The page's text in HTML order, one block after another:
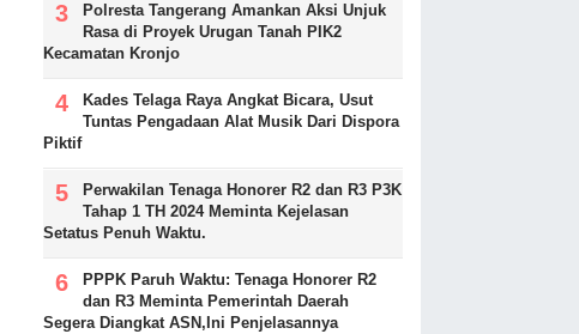
Polresta Tangerang Amankan Aksi Unjuk
Rasa di Proyek Urugan Tanah PIK2
Kecamatan Kronjo
Kades Telaga Raya Angkat Bicara, Usut
Tuntas Pengadaan Alat Musik Dari Dispora
Piktif
Perwakilan Tenaga Honorer R2 dan R3 P3K
Tahap 1 TH 2024 Meminta Kejelasan
Setatus Penuh Waktu.
PPPK Paruh Waktu: Tenaga Honorer R2
dan R3 Meminta Pemerintah Daerah
Segera Diangkat ASN,Ini Penjelasannya